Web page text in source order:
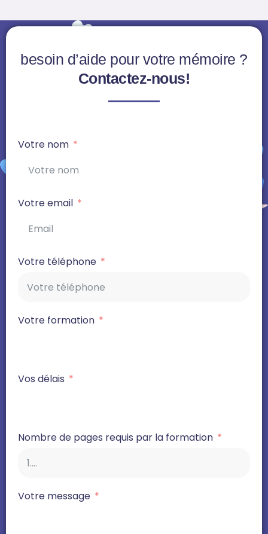
besoin d’aide pour votre mémoire ?
Contactez-nous!
Votre nom
Votre email
Votre téléphone
Votre formation
Vos délais
Nombre de pages requis par la formation
Votre message